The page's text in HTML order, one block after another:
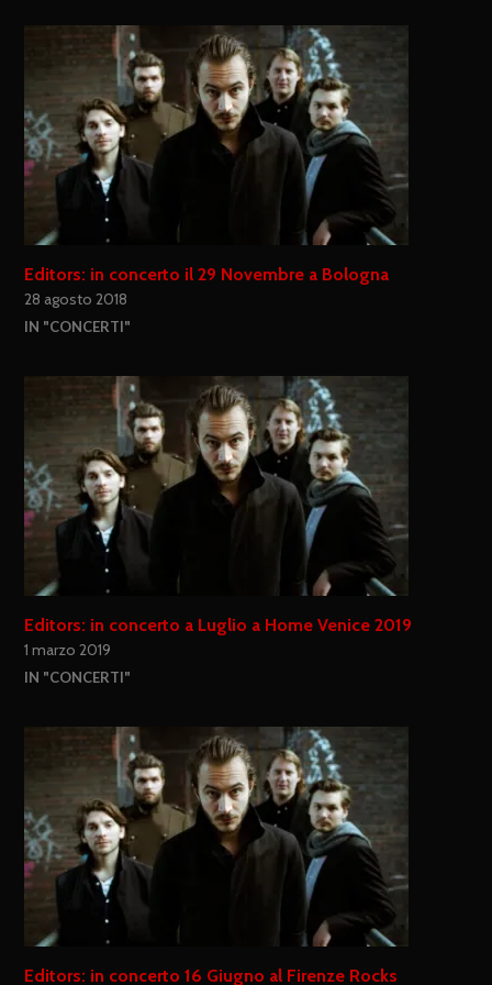
Editors: in concerto il 29 Novembre a Bologna
28 agosto 2018
IN "CONCERTI"
Editors: in concerto a Luglio a Home Venice 2019
1 marzo 2019
IN "CONCERTI"
Editors: in concerto 16 Giugno al Firenze Rocks